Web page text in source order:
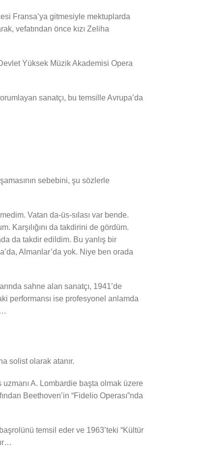
Fransa’ya gitmesiyle mektuplarda
vefatından önce kızı Zeliha
Yüksek Müzik Akademisi Opera
sanatçı, bu temsille Avrupa’da
sebebini, şu sözlerle
Vatan da-üs-sılası var bende.
Karşılığını da takdirini de gördüm.
da takdir edildim. Bu yanlış bir
Almanlar’da yok. Niye ben orada
sahne alan sanatçı, 1941’de
performansı ise profesyonel anlamda
solist olarak atanır.
uzmanı A. Lombardie başta olmak üzere
Beethoven’in “Fidelio Operası”nda
temsil eder ve 1963’teki “Kültür